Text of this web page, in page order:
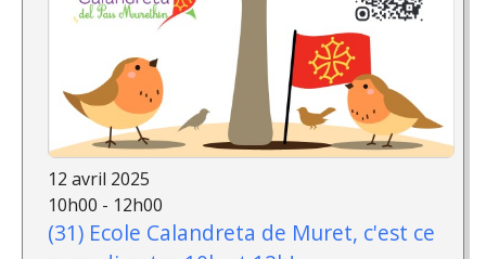
12 avril 2025
10h00 - 12h00
(31) Ecole Calandreta de Muret, c'est ce